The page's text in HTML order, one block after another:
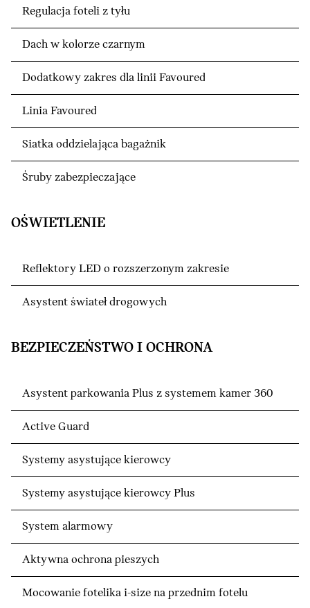
Regulacja foteli z tyłu
Dach w kolorze czarnym
Dodatkowy zakres dla linii Favoured
Linia Favoured
Siatka oddzielająca bagażnik
Śruby zabezpieczające
OŚWIETLENIE
Reflektory LED o rozszerzonym zakresie
Asystent świateł drogowych
BEZPIECZEŃSTWO I OCHRONA
Asystent parkowania Plus z systemem kamer 360
Active Guard
Systemy asystujące kierowcy
Systemy asystujące kierowcy Plus
System alarmowy
Aktywna ochrona pieszych
Mocowanie fotelika i-size na przednim fotelu